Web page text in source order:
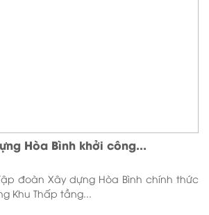
Hòa Bình khởi công...
đoàn Xây dựng Hòa Bình chính thức
Khu Thấp tầng...